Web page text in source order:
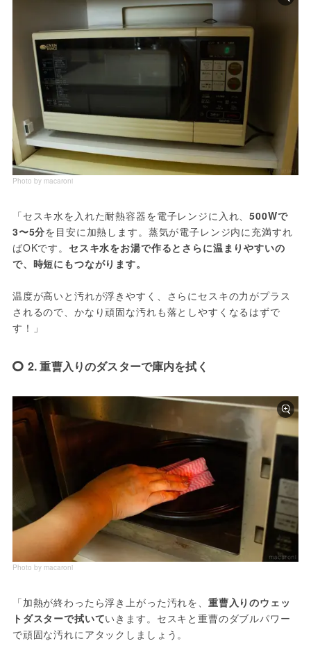
Photo by macaroni
「セスキ水を入れた耐熱容器を電子レンジに入れ、500Wで
3〜5分を目安に加熱します。蒸気が電子レンジ内に充満すれ
ばOKです。 セスキ水をお湯で作るとさらに温まりやすいの
で、時短にもつながります。
温度が高いと汚れが浮きやすく、さらにセスキの力がプラス
されるので、かなり頑固な汚れも落としやすくなるはずで
す！」
2. 重曹入りのダスターで庫内を拭く
Photo by macaroni
「加熱が終わったら浮き上がった汚れを、 重曹入りのウェッ
トダスターで拭いていきます。セスキと重曹のダブルパワー
で頑固な汚れにアタックしましょう。